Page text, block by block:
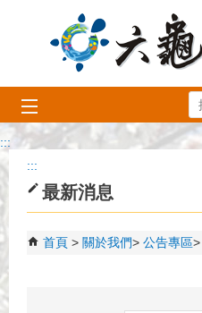
跳到主要內容區塊
:::
:::
最新消息
首頁 關於我們 公告專區